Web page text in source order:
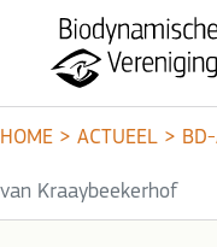
HOME > ACTUEEL >
van Kraaybeekerhof